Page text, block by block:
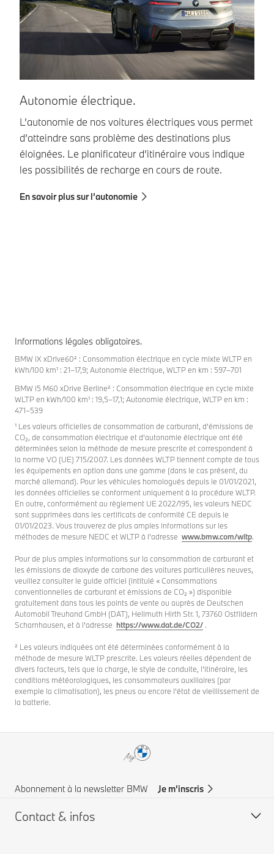
Autonomie électrique.
L’autonomie de nos voitures électriques vous permet
d’atteindre sans problème des destinations plus
éloignées. Le planificateur d’itinéraire vous indique
les possibilités de recharge en cours de route.
En savoir plus sur l’autonomie
Informations légales obligatoires.
BMW iX xDrive60² : Consommation électrique en cycle mixte WLTP en
kWh/100 km¹ : 21–17,9; Autonomie électrique, WLTP en km : 597–701
BMW i5 M60 xDrive Berline² : Consommation électrique en cycle mixte
WLTP en kWh/100 km¹ : 19,5–17,1; Autonomie électrique, WLTP en km :
471–539
¹ Les valeurs officielles de consommation de carburant, d’émissions de
CO₂, de consommation électrique et d’autonomie électrique ont été
déterminées selon la méthode de mesure prescrite et correspondent à
la norme VO (UE) 715/2007. Les données WLTP tiennent compte de tous
les équipements en option dans une gamme (dans le cas présent, du
marché allemand). Pour les véhicules homologués depuis le 01/01/2021,
les données officielles se conforment uniquement à la procédure WLTP.
En outre, conformément au règlement UE 2022/195, les valeurs NEDC
sont supprimées dans les certificats de conformité CE depuis le
01/01/2023. Vous trouverez de plus amples informations sur les
méthodes de mesure NEDC et WLTP à l’adresse www.bmw.com/wltp.
Pour de plus amples informations sur la consommation de carburant et
les émissions de dioxyde de carbone des voitures particulières neuves,
veuillez consulter le guide officiel (intitulé « Consommations
conventionnelles de carburant et émissions de CO₂ ») disponible
gratuitement dans tous les points de vente ou auprès de Deutschen
Automobil Treuhand GmbH (DAT), Hellmuth Hirth Str. 1, 73760 Ostfildern
Scharnhausen, et à l’adresse https://www.dat.de/CO2/ .
² Les valeurs indiquées ont été déterminées conformément à la
méthode de mesure WLTP prescrite. Les valeurs réelles dépendent de
divers facteurs, tels que la charge, le style de conduite, l’itinéraire, les
conditions météorologiques, les consommateurs auxiliaires (par
exemple la climatisation), les pneus ou encore l’état de vieillissement de
la batterie.
Abonnement à la newsletter BMW Je m’inscris
Contact & infos